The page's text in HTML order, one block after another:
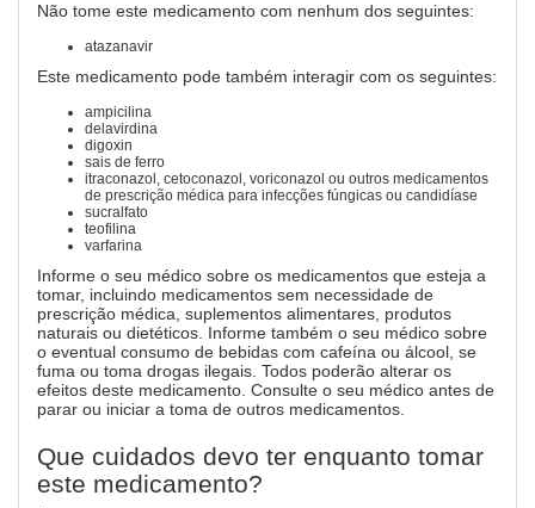
Não tome este medicamento com nenhum dos seguintes:
atazanavir
Este medicamento pode também interagir com os seguintes:
ampicilina
delavirdina
digoxin
sais de ferro
itraconazol, cetoconazol, voriconazol ou outros medicamentos
de prescrição médica para infecções fúngicas ou candidíase
sucralfato
teofilina
varfarina
Informe o seu médico sobre os medicamentos que esteja a
tomar, incluindo medicamentos sem necessidade de
prescrição médica, suplementos alimentares, produtos
naturais ou dietéticos. Informe também o seu médico sobre
o eventual consumo de bebidas com cafeína ou álcool, se
fuma ou toma drogas ilegais. Todos poderão alterar os
efeitos deste medicamento. Consulte o seu médico antes de
parar ou iniciar a toma de outros medicamentos.
Que cuidados devo ter enquanto tomar
este medicamento?